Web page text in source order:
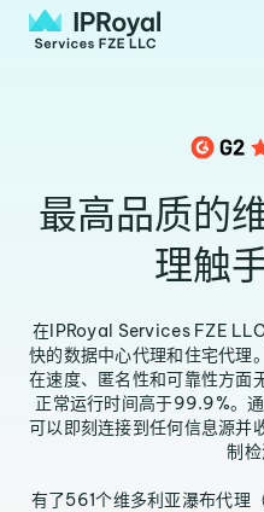
最高品质的
理触
在IPRoyal Services FZE
快的数据中心代理和住宅代理
在速度、匿名性和可靠性方面
正常运行时间高于99.9%。
可以即刻连接到任何信息源并
制检
有了561个维多利亚瀑布代理